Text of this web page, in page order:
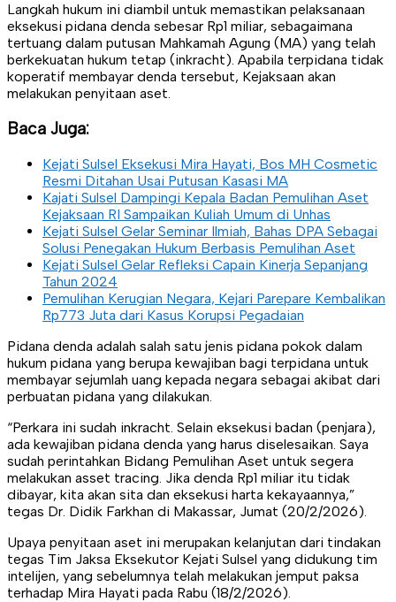
Langkah hukum ini diambil untuk memastikan pelaksanaan
eksekusi pidana denda sebesar Rp1 miliar, sebagaimana
tertuang dalam putusan Mahkamah Agung (MA) yang telah
berkekuatan hukum tetap (inkracht). Apabila terpidana tidak
koperatif membayar denda tersebut, Kejaksaan akan
melakukan penyitaan aset.
Baca Juga:
Kejati Sulsel Eksekusi Mira Hayati, Bos MH Cosmetic
Resmi Ditahan Usai Putusan Kasasi MA
Kajati Sulsel Dampingi Kepala Badan Pemulihan Aset
Kejaksaan RI Sampaikan Kuliah Umum di Unhas
Kejati Sulsel Gelar Seminar Ilmiah, Bahas DPA Sebagai
Solusi Penegakan Hukum Berbasis Pemulihan Aset
Kejati Sulsel Gelar Refleksi Capain Kinerja Sepanjang
Tahun 2024
Pemulihan Kerugian Negara, Kejari Parepare Kembalikan
Rp773 Juta dari Kasus Korupsi Pegadaian
Pidana denda adalah salah satu jenis pidana pokok dalam
hukum pidana yang berupa kewajiban bagi terpidana untuk
membayar sejumlah uang kepada negara sebagai akibat dari
perbuatan pidana yang dilakukan.
“Perkara ini sudah inkracht. Selain eksekusi badan (penjara),
ada kewajiban pidana denda yang harus diselesaikan. Saya
sudah perintahkan Bidang Pemulihan Aset untuk segera
melakukan asset tracing. Jika denda Rp1 miliar itu tidak
dibayar, kita akan sita dan eksekusi harta kekayaannya,”
tegas Dr. Didik Farkhan di Makassar, Jumat (20/2/2026).
Upaya penyitaan aset ini merupakan kelanjutan dari tindakan
tegas Tim Jaksa Eksekutor Kejati Sulsel yang didukung tim
intelijen, yang sebelumnya telah melakukan jemput paksa
terhadap Mira Hayati pada Rabu (18/2/2026).